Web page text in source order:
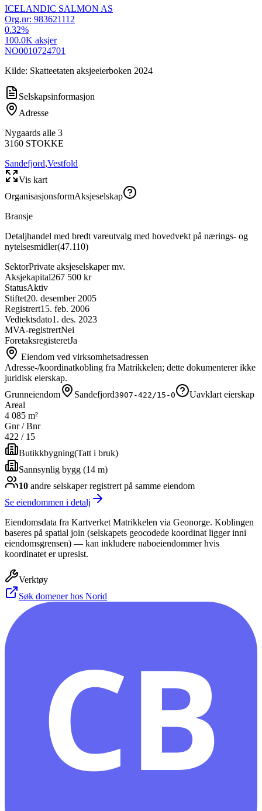
ICELANDIC SALMON AS
Org.nr: 983621112
0.32%
100.0K aksjer
NO0010724701
Kilde: Skatteetaten aksjeeierboken 2024
Selskapsinformasjon
Adresse
Nygaards alle 3
3160 STOKKE
Sandefjord,Vestfold
Vis kart
OrganisasjonsformAksjeselskap
Bransje
Detaljhandel med bredt vareutvalg med hovedvekt på nærings- og
nytelsesmidler(47.110)
SektorPrivate aksjeselskaper mv.
Aksjekapital267 500 kr
StatusAktiv
Stiftet20. desember 2005
Registrert15. feb. 2006
Vedtektsdato1. des. 2023
MVA-registrertNei
ForetaksregisteretJa
Eiendom ved virksomhetsadressen
Adresse-/koordinatkobling fra Matrikkelen; dette dokumenterer ikke
juridisk eierskap.
Grunneiendom
Sandefjord3907-422/15-0
Uavklart eierskap
Areal
4 085 m²
Gnr / Bnr
422 / 15
Butikkbygning(Tatt i bruk)
Sannsynlig bygg (14 m)
10 andre selskaperregistrert på samme eiendom
Se eiendommen i detalj
Eiendomsdata fra Kartverket Matrikkelen via Geonorge. Koblingen
baseres på spatial join (selskapets geocodede koordinat ligger inni
eiendomsgrensen) — kan inkludere naboeiendommer hvis
koordinatet er upresist.
Verktøy
Søk domener hos Norid
CB